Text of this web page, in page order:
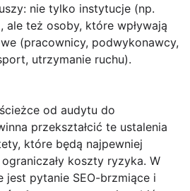
nie tylko instytucje (np.
ale też osoby, które wpływają
(pracownicy, podwykonawcy,
utrzymanie ruchu).
od audytu do
przekształcić te ustalenia
które będą najpewniej
koszty ryzyka. W
jest pytanie SEO-brzmiące i